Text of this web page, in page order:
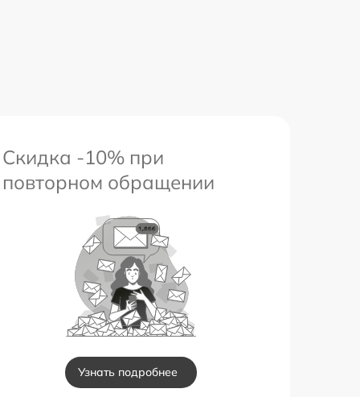
Скидка -10% при
повторном обращении
Узнать подробнее